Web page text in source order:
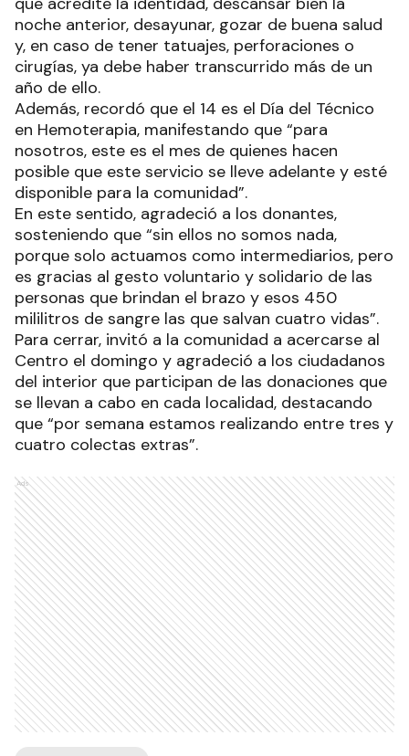
noche anterior, desayunar, gozar de buena salud
y, en caso de tener tatuajes, perforaciones o
cirugías, ya debe haber transcurrido más de un
año de ello.
Además, recordó que el 14 es el Día del Técnico
en Hemoterapia, manifestando que “para
nosotros, este es el mes de quienes hacen
posible que este servicio se lleve adelante y esté
disponible para la comunidad”.
En este sentido, agradeció a los donantes,
sosteniendo que “sin ellos no somos nada,
porque solo actuamos como intermediarios, pero
es gracias al gesto voluntario y solidario de las
personas que brindan el brazo y esos 450
mililitros de sangre las que salvan cuatro vidas”.
Para cerrar, invitó a la comunidad a acercarse al
Centro el domingo y agradeció a los ciudadanos
del interior que participan de las donaciones que
se llevan a cabo en cada localidad, destacando
que “por semana estamos realizando entre tres y
cuatro colectas extras”.
Ads